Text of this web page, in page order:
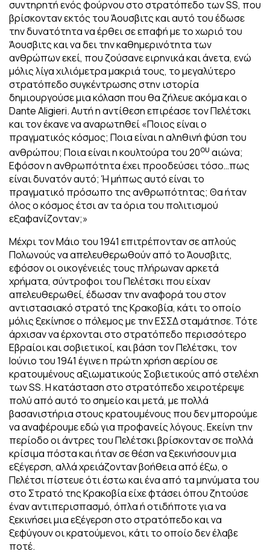
συντηρητή ενός φούρνου στο στρατόπεδο των SS, που
βρίσκονταν εκτός του Άουσβιτς και αυτό του έδωσε
την δυνατότητα να έρθει σε επαφή με το χωριό του
Άουσβιτς και να δει την καθημερινότητα των
ανθρώπων εκεί, που ζούσανε ειρηνικά και άνετα, ενώ
μόλις λίγα χιλιόμετρα μακριά τους, το μεγαλύτερο
στρατόπεδο συγκέντρωσης στην ιστορία
δημιουργούσε μια κόλαση που θα ζήλευε ακόμα και ο
Dante Aligieri. Αυτή η αντίθεση επιρέασε τον Πελέτσκι
και τον έκανε να αναρωτηθεί «Ποιος είναι ο
πραγματικός κόσμος; Ποια είναι η αληθινή φύση του
ανθρώπου; Ποια είναι η κουλτούρα του 20ου αιώνα;
Εφόσον η ανθρωπότητα έχει προοδεύσει τόσο…πως
είναι δυνατόν αυτό; Ή μήπως αυτό είναι το
πραγματικό πρόσωπο της ανθρωπότητας; Θα ήταν
όλος ο κόσμος έτσι αν τα όρια του πολιτισμού
εξαφανίζονταν;»
Μέχρι τον Μάιο του 1941 επιτρέπονταν σε απλούς
Πολωνούς να απελευθερωθούν από το Άουσβιτς,
εφόσον οι οικογένειές τους πλήρωναν αρκετά
χρήματα, σύντροφοι του Πελέτσκι που είχαν
απελευθερωθεί, έδωσαν την αναφορά του στον
αντιστασιακό στρατό της Κρακοβία, κάτι το οποίο
μόλις ξεκίνησε ο πόλεμος με την ΕΣΣΔ σταμάτησε. Τότε
άρχισαν να έρχονται στο στρατόπεδο περισσότερο
Εβραίοι και σοβιετικοί, και βάση τον Πελέτσκι, τον
Ιούνιο του 1941 έγινε η πρώτη χρήση αερίου σε
κρατουμένους αξιωματικούς Σοβιετικούς από στελέχη
των SS. Η κατάσταση στο στρατόπεδο χειροτέρεψε
πολύ από αυτό το σημείο και μετά, με πολλά
βασανιστήρια στους κρατουμένους που δεν μπορούμε
να αναφέρουμε εδώ για προφανείς λόγους. Εκείνη την
περίοδο οι άντρες του Πελέτσκι βρίσκονταν σε πολλά
κρίσιμα πόστα και ήταν σε θέση να ξεκινήσουν μια
εξέγερση, αλλά χρειάζονταν βοήθεια από έξω, ο
Πελέτσι πίστευε ότι έστω και ένα από τα μηνύματα του
στο Στρατό της Κρακοβία είχε φτάσει όπου ζητούσε
έναν αντιπερισπασμό, όπλα ή οτιδήποτε για να
ξεκινήσει μια εξέγερση στο στρατόπεδο και να
ξεφύγουν οι κρατούμενοι, κάτι το οποίο δεν έλαβε
ποτέ.